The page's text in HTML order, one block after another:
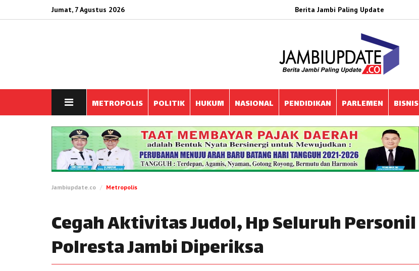
Jumat, 7 Agustus 2026 Berita Jambi Paling Update
METROPOLIS POLITIK HUKUM NASIONAL PENDIDIKAN PARLEMEN BISNIS
Jambiupdate.co Metropolis
Cegah Aktivitas Judol, Hp Seluruh Personil
Polresta Jambi Diperiksa